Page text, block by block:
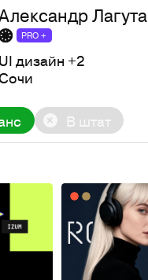
Лагута
PRO +
UI дизайн +2
В штат